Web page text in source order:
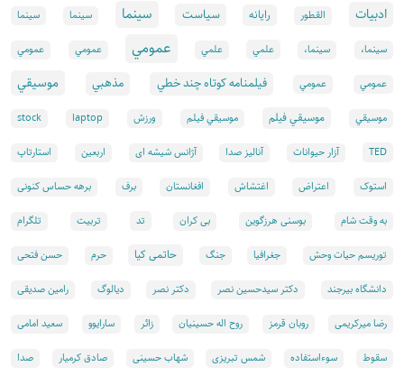
ادبيات القطور رايانه سياست سينما سينما سينما
سینما، سینما، علمي علمي عمومي عمومي عمومي
عمومي عمومي فيلمنامه كوتاه چند خطي مذهبي موسيقي
موسيقي موسيقي فيلم موسيقي فيلم ورزش laptop
stock
TED آزار حیوانات آنالیز صدا آژانس شیشه ای اربعین استارتاپ
استوک اعتراض اغتشاش افغانستان برف برهه حساس کنونی
به وقت شام بوسنی هرزگوین بی کران تد تربیت تلگرام
توریسم حیات وحش جغرافیا جنگ حاتمی کیا حرم حسن فتحی
دانشگاه بیرجند دکتر سیدحسین نصر دکتر نصر دیالوگ رامین صدیقی
رضا میرکریمی روبان قرمز روح اله حسینیان زائر سارایوو سعید امامی
سقوط سوءاستفاده شمس تبریزی شهاب حسینی صادق کرمیار صدا